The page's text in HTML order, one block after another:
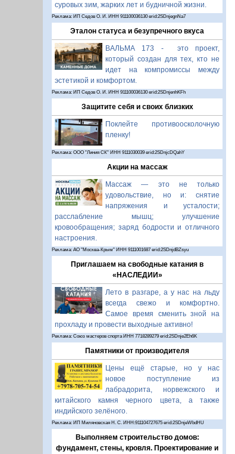
суровых зим, жарких лет и будничной жизни.
Реклама: ИП Седов О. И. ИНН 911100036130 erid:2SDnjegnNa7
Эталон статуса и безупречного вкуса
ВАЛЬМА 173 - это проект,
который создан для тех, кто не
идет на компромиссы между
эстетикой и комфортом.
Реклама: ИП Седов О. И. ИНН 911100036130 erid:2SDnjenhKFh
Защитите себя и своих близких
Поклейте противоосколочную
пленку!
Реклама: ООО "Линия СК" ИНН 9111030039 erid:2SDnjcDQahY
Акции на массаж
Массаж — это не только
удовольствие, но и: снятие
напряжения и усталости;
расслабление мышц; улучшение
кровообращения; заряд бодрости и отличного
настроения.
Реклама: АО "Москва-Крым" ИНН 9111001687 erid:2SDnjdBZsyu
Приглашаем на свободные катания в
«НАСЛЕДИИ»
Лето в разгаре, а у нас на льду
всегда свежо и комфортно.
Самое время сменить зной на
прохладу и провести выходные активно!
Реклама: Союз мастеров спорта ИНН 7718289279 erid:2SDnje2Eh6K
Памятники от производителя
Цены ещё старые, но у нас
новое поступление из
лабрадорита, норвежского и
китайского камня черного цвета, а также
индийского зелёного.
Реклама: ИП Миляновская Н. С. ИНН:911104727675 erid:2SDnjeWbdHU
Выполняем строительство домов:
фундамент, стены, кровля. Проектирование и